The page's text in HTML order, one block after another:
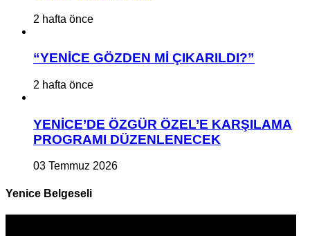
2 hafta önce
“YENİCE GÖZDEN Mİ ÇIKARILDI?”
2 hafta önce
YENİCE’DE ÖZGÜR ÖZEL’E KARŞILAMA
PROGRAMI DÜZENLENECEK
03 Temmuz 2026
Yenice Belgeseli